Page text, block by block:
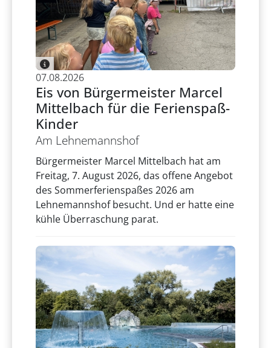
07.08.2026
Eis von Bürgermeister Marcel
Mittelbach für die Ferienspaß-
Kinder
Am Lehnemannshof
Bürgermeister Marcel Mittelbach hat am
Freitag, 7. August 2026, das offene Angebot
des Sommerferienspaßes 2026 am
Lehnemannshof besucht. Und er hatte eine
kühle Überraschung parat.